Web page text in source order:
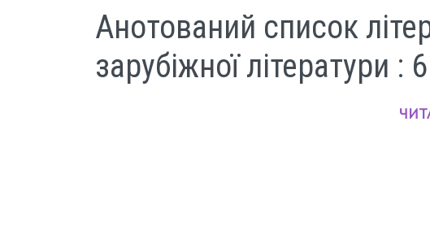
Анотований список
зарубіжної літератури :